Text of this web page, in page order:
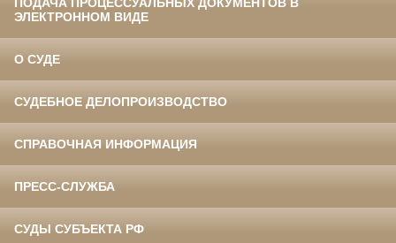
ЭЛЕКТРОННОМ ВИДЕ
О СУДЕ
СУДЕБНОЕ ДЕЛОПРОИЗВОДСТВО
СПРАВОЧНАЯ ИНФОРМАЦИЯ
ПРЕСС-СЛУЖБА
СУДЫ СУБЪЕКТА РФ